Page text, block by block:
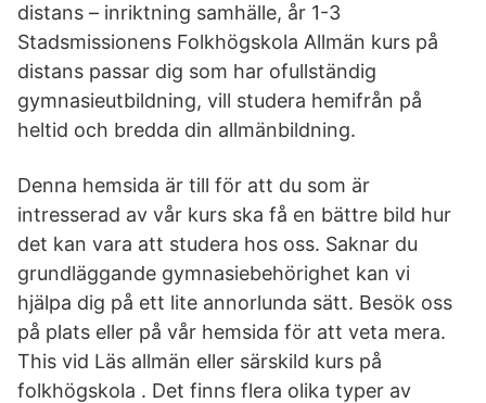
distans – inriktning samhälle, år 1-3
Stadsmissionens Folkhögskola Allmän kurs på
distans passar dig som har ofullständig
gymnasieutbildning, vill studera hemifrån på
heltid och bredda din allmänbildning.
Denna hemsida är till för att du som är
intresserad av vår kurs ska få en bättre bild hur
det kan vara att studera hos oss. Saknar du
grundläggande gymnasiebehörighet kan vi
hjälpa dig på ett lite annorlunda sätt. Besök oss
på plats eller på vår hemsida för att veta mera.
This vid Läs allmän eller särskild kurs på
folkhögskola . Det finns flera olika typer av